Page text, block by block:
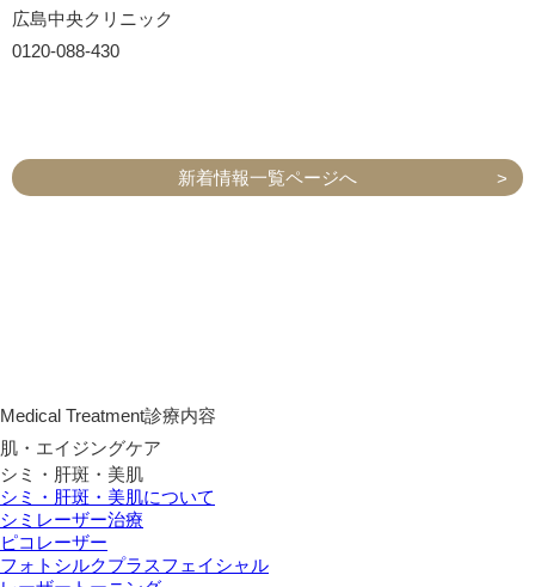
広島中央クリニック
0120-088-430
新着情報一覧ページへ
Medical Treatment診療内容
肌・エイジングケア
シミ・肝斑・美肌
シミ・肝斑・美肌について
シミレーザー治療
ピコレーザー
フォトシルクプラスフェイシャル